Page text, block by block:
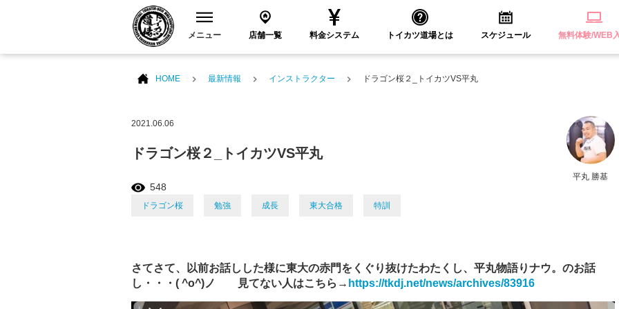
メニュー 店舗一覧 料金システム トイカツ道場とは スケジュール 無料体験/WEB
HOME 最新情報 インストラクター ドラゴン桜２_トイカツVS平丸
平丸 勝基
2021.06.06
ドラゴン桜２_トイカツVS平丸
548
ドラゴン桜 勉強 成長 東大合格 特訓
さてさて、以前お話しした様に東大の赤門をくぐり抜けたわたくし、平丸物語りナウ。のお話
し・・・( ^o^)ノ 見てない人はこちら→ https://tkdj.net/news/archives/83916